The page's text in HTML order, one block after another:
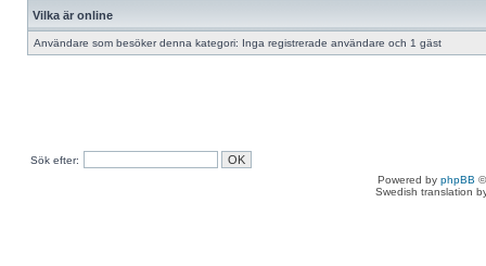
Vilka är online
Användare som besöker denna kategori: Inga registrerade användare och 1 gäst
Sök efter:
Powered by phpBB
Swedish translation